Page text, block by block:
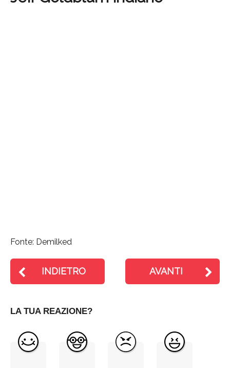
Fonte: Demilked
INDIETRO AVANTI
LA TUA REAZIONE?